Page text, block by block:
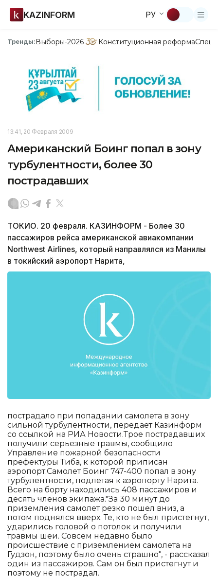
KAZINFORM РУ
Тренды:Выборы-2026 Конституционная реформа
13:41, 20 Февраля 2009
Американский Боинг попал в зону
турбулентности, более 30
пострадавших
ТОКИО. 20 февраля. КАЗИНФОРМ - Более 30
пассажиров рейса американской авиакомпании
Northwest Airlines, который направлялся из Манилы
в токийский аэропорт Нарита,
пострадало при попадании самолета в зону
сильной турбулентности, передает Казинформ
со ссылкой на РИА Новости.Трое пострадавших
получили серьезные травмы, сообщило
Управление пожарной безопасности
префектуры Тиба, к которой приписан
аэропорт.Самолет Боинг 747-400 попал в зону
турбулентности, подлетая к аэропорту Нарита.
Всего на борту находились 408 пассажиров и
десять членов экипажа."За 30 минут до
приземления самолет резко пошел вниз, а
потом поднялся вверх. Те, кто не был пристегнут,
ударились головой о потолок и получили
травмы шеи. Совсем недавно было
происшествие с приземлением самолета на
Гудзон, поэтому было очень страшно", - рассказал
один из пассажиров. Сам он был пристегнут и
поэтому не пострадал.